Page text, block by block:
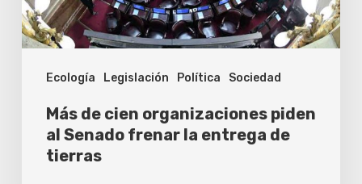
Ecología Legislación Política Sociedad
frenar
la
entrega
tierras
Más de cien organizaciones piden
al Senado frenar la entrega de
tierras